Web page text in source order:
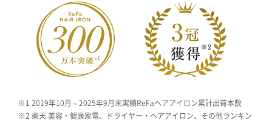
※1 2019年10月～2025年9月末実績ReFaヘアアイロン累計出荷本数
※2 楽天 美容・健康家電、ドライヤー・ヘアアイロン、その他ランキン